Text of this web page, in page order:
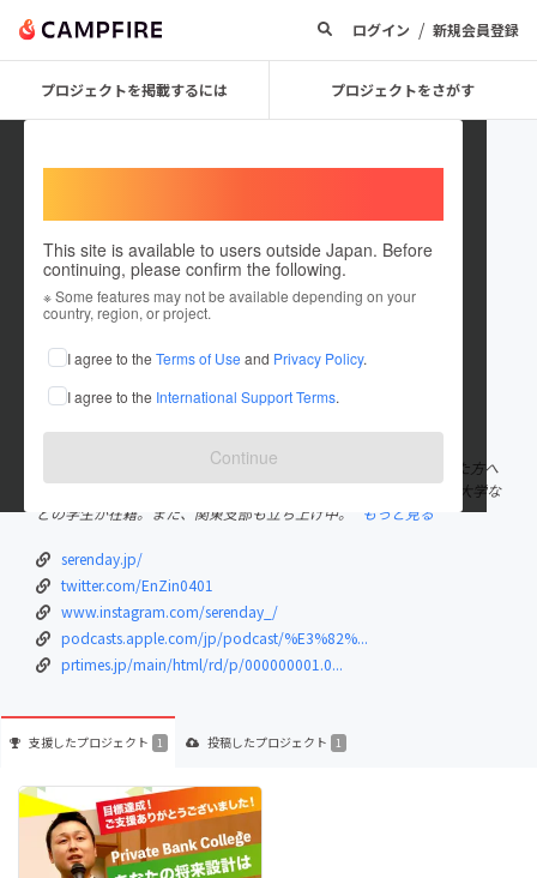
ログイン / 新規会員登録
プロジェクトを掲載するには プロジェクトをさがす
This site is available to users outside Japan. Before
continuing, please confirm the following.
※ Some features may not be available depending on your
country, region, or project.
I agree to the Terms of Use and Privacy Policy.
I agree to the International Support Terms.
Continue
serenday
これまでに1回支援して1件のプロジェクトを投稿しています
在住国：日本 現在地：未設定
出身国：日本 出身地：未設定
名古屋の学生を中心に運営。 同世代へ向け、想いや魅力に共感した方へ
商品販売するECメディアを目指す。 中京大学、南山大学、名古屋大学な
どの学生が在籍。また、関東支部も立ち上げ中。
もっと見る
serenday.jp/
twitter.com/EnZin0401
www.instagram.com/serenday_/
podcasts.apple.com/jp/podcast/%E3%82%...
prtimes.jp/main/html/rd/p/000000001.0...
支援したプロジェクト 1 投稿したプロジェクト 1